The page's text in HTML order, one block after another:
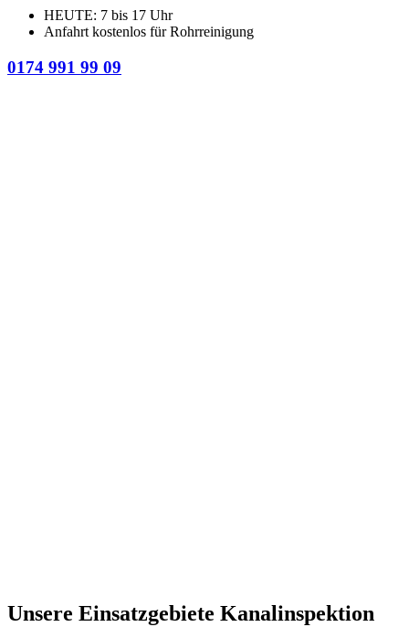
HEUTE: 7 bis 17 Uhr
Anfahrt kostenlos für Rohrreinigung
0174 991 99 09
Unsere Einsatzgebiete Kanalinspektion